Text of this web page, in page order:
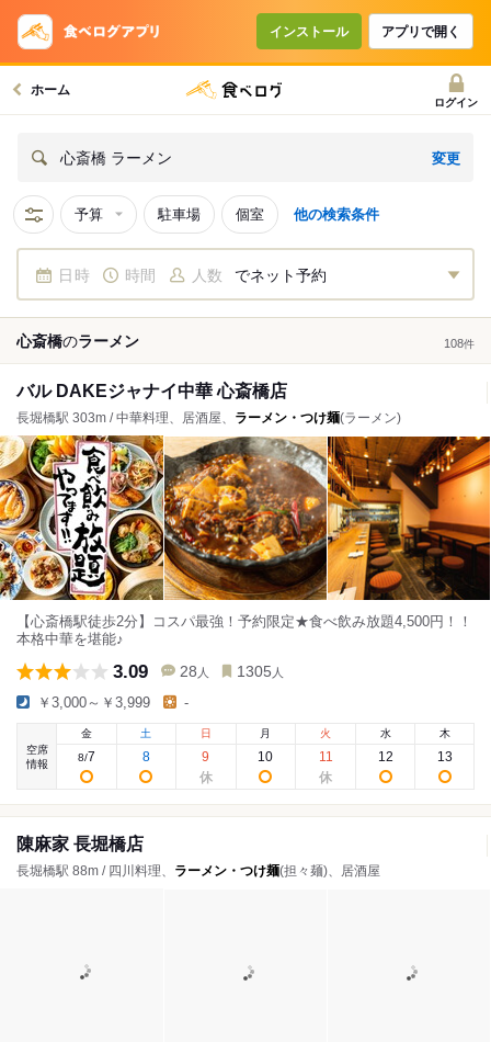
インストール アプリで開く
ホーム
ログイン
心斎橋 ラーメン 変更
予算 駐車場 個室 他の検索条件
日時 時間 人数 でネット予約
心斎橋のラーメン 108件
バル DAKEジャナイ中華 心斎橋店
長堀橋駅 303m / 中華料理、居酒屋、 ラーメン・つけ麺(ラーメン)
【心斎橋駅徒歩2分】コスパ最強！予約限定★食べ飲み放題4,500円！！
本格中華を堪能♪
3.09 28 人 1305 人
￥3,000～￥3,999 -
空席
情報
金
8/7
土
8
日
9
月
10
火
11
水
12
木
13
陳麻家 長堀橋店
長堀橋駅 88m / 四川料理、 ラーメン・つけ麺(担々麺)、居酒屋